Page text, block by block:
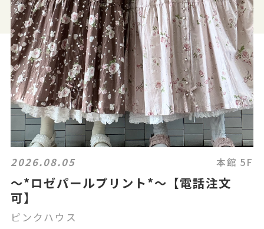
2026.08.05 本館 5F
〜*ロゼパールプリント*〜【電話注文
可】
ピンクハウス